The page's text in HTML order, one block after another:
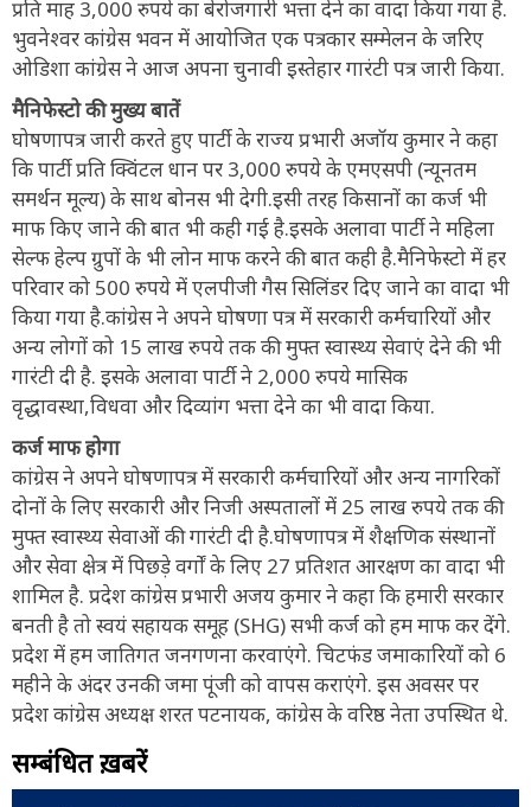
प्रति माह 3,000 रुपये का बेरोजगारी भत्ता देने का वादा किया गया है.
भुवनेश्वर कांग्रेस भवन में आयोजित एक पत्रकार सम्मेलन के जरिए
ओडिशा कांग्रेस ने आज अपना चुनावी इस्तेहार गारंटी पत्र जारी किया.
मैनिफेस्टो की मुख्य बातें
घोषणापत्र जारी करते हुए पार्टी के राज्य प्रभारी अजॉय कुमार ने कहा
कि पार्टी प्रति क्विंटल धान पर 3,000 रुपये के एमएसपी (न्यूनतम
समर्थन मूल्य) के साथ बोनस भी देगी.इसी तरह किसानों का कर्ज भी
माफ किए जाने की बात भी कही गई है.इसके अलावा पार्टी ने महिला
सेल्फ हेल्प ग्रुपों के भी लोन माफ करने की बात कही है.मैनिफेस्टो में हर
परिवार को 500 रुपये में एलपीजी गैस सिलिंडर दिए जाने का वादा भी
किया गया है.कांग्रेस ने अपने घोषणा पत्र में सरकारी कर्मचारियों और
अन्य लोगों को 15 लाख रुपये तक की मुफ्त स्वास्थ्य सेवाएं देने की भी
गारंटी दी है. इसके अलावा पार्टी ने 2,000 रुपये मासिक
वृद्धावस्था,विधवा और दिव्यांग भत्ता देने का भी वादा किया.
कर्ज माफ होगा
कांग्रेस ने अपने घोषणापत्र में सरकारी कर्मचारियों और अन्य नागरिकों
दोनों के लिए सरकारी और निजी अस्पतालों में 25 लाख रुपये तक की
मुफ्त स्वास्थ्य सेवाओं की गारंटी दी है.घोषणापत्र में शैक्षणिक संस्थानों
और सेवा क्षेत्र में पिछड़े वर्गों के लिए 27 प्रतिशत आरक्षण का वादा भी
शामिल है. प्रदेश कांग्रेस प्रभारी अजय कुमार ने कहा कि हमारी सरकार
बनती है तो स्वयं सहायक समूह (SHG) सभी कर्ज को हम माफ कर देंगे.
प्रदेश में हम जातिगत जनगणना करवाएंगे. चिटफंड जमाकारियों को 6
महीने के अंदर उनकी जमा पूंजी को वापस कराएंगे. इस अवसर पर
प्रदेश कांग्रेस अध्यक्ष शरत पटनायक, कांग्रेस के वरिष्ठ नेता उपस्थित थे.
सम्बंधित ख़बरें